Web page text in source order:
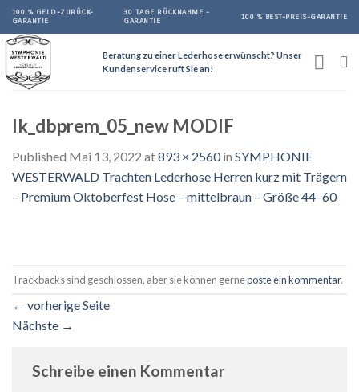
Skip
content
100 % GELD-ZURÜCK-
GARANTIE
30 TAGE RÜCKNAHME -
GARANTIE
100 % BEST-PREIS-GARANTIE
Beratung zu einer Lederhose erwünscht? Unser
Kundenservice ruft Sie an!
lk_dbprem_05_new MODIF
Published Mai 13, 2022 at893 × 2560in SYMPHONIE
WESTERWALD Trachten Lederhose Herren kurz mit Trägern
– Premium Oktoberfest Hose – mittelbraun – Größe 44–60
Trackbacks sind geschlossen, aber sie können gerneposte ein kommentar.
← vorherige Seite
Nächste →
Schreibe einen Kommentar